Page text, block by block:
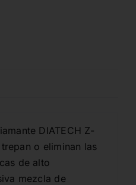
DIATECH Z-
o eliminan las
de alto
mezcla de